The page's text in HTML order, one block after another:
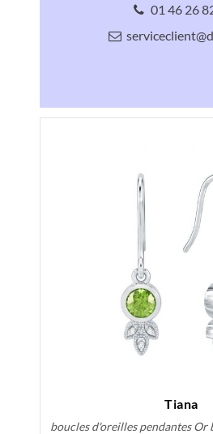
01 46 26
Tiana
boucles d'oreilles pendantes Or